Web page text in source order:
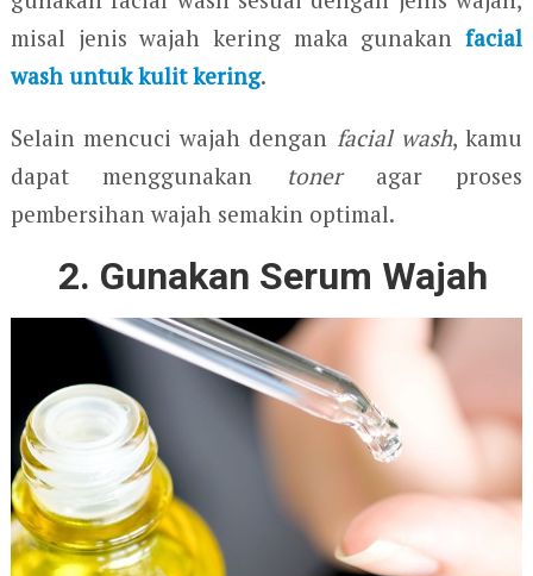
misal jenis wajah kering maka gunakanfacial
wash untuk kulit kering.
Selain mencuci wajah dengan facial wash, kamu
dapat menggunakan toneragar proses
pembersihan wajah semakin optimal.
2. Gunakan Serum Wajah